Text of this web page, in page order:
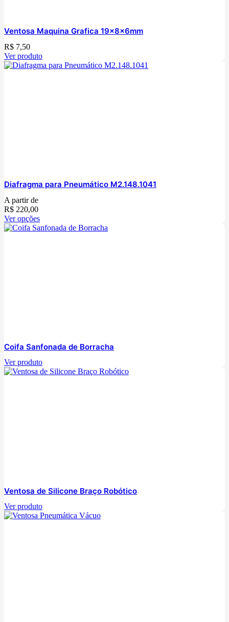
Ventosa Maquina Grafica 19x8x6mm
R$ 7,50
Ver produto
Diafragma para Pneumático M2.148.1041
A partir de
R$ 220,00
Ver opções
Coifa Sanfonada de Borracha
Ver produto
Ventosa de Silicone Braço Robótico
Ver produto